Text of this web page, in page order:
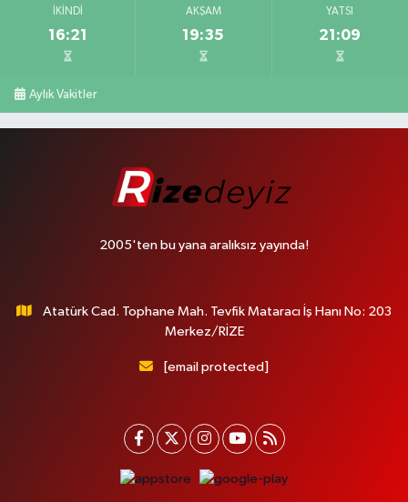
İKINDI
16:21
AKŞAM
19:35
YATSI
21:09
Aylık Vakitler
2005'ten bu yana aralıksız yayında!
Atatürk Cad. Tophane Mah. Tevfik Mataracı İş Hanı No: 203
Merkez/RİZE
[email protected]